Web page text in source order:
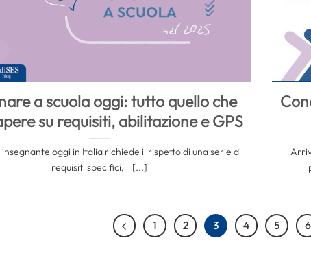
a scuola oggi: tutto quello che
su requisiti, abilitazione e GPS
oggi in Italia richiede il rispetto di una serie di
requisiti specifici, il [...]
1 2 3 4 5 6